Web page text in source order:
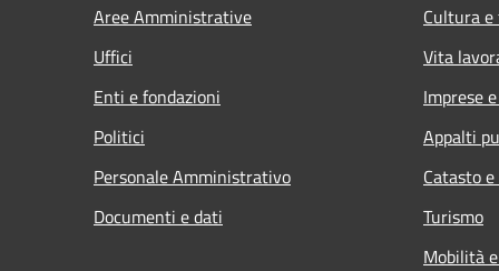
Aree Amministrative
Uffici
Enti e fondazioni
Politici
Personale Amministrativo
Documenti e dati
Cultura
Vita
Imprese
Appalti
Catasto
Turismo
Mobilità